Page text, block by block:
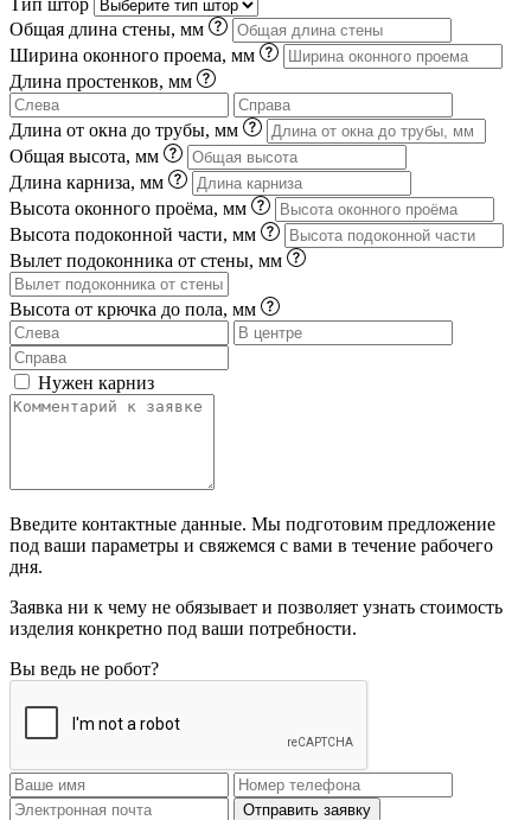
Общая длина стены, мм
Ширина оконного проема, мм
Длина простенков, мм
Длина от окна до трубы, мм
Общая высота, мм
Длина карниза, мм
Высота оконного проёма, мм
Высота подоконной части, мм
Вылет подоконника от стены, мм
Высота от крючка до пола, мм
Нужен карниз
Введите контактные данные. Мы подготовим предложение
под ваши параметры и свяжемся с вами в течение рабочего
дня.
Заявка ни к чему не обязывает и позволяет узнать стоимость
изделия конкретно под ваши потребности.
Вы ведь не робот?
Отправить заявку